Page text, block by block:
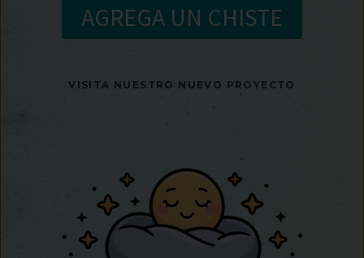
AGREGA UN CHISTE
VISITA NUESTRO NUEVO PROYECTO